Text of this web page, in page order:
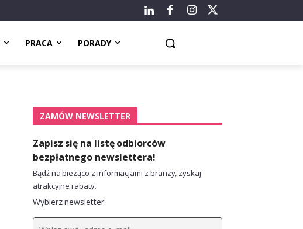
PRACA PORADY
ZAMÓW NEWSLETTER
Zapisz się na listę odbiorców
bezpłatnego newslettera!
Bądź na bieżąco z informacjami z branży, zyskaj
atrakcyjne rabaty.
Wybierz newsletter: